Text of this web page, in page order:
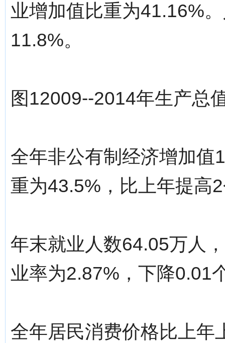
业增加值比重为41.16%
11.8%。
图12009--2014年生产总
全年非公有制经济增加值
重为43.5%，比上年提高
年末就业人数64.05万人
业率为2.87%，下降0.01
全年居民消费价格比上年